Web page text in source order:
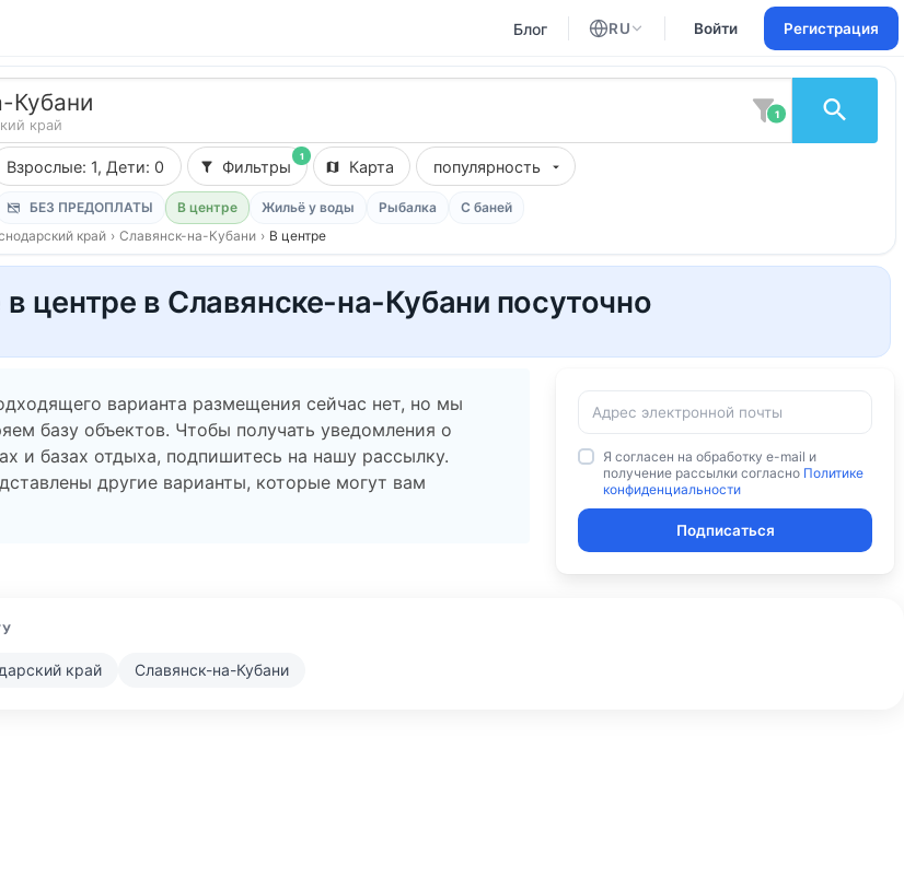
Блог RU
Английский
Войти Регистрация
Кубани
край
1
Взрослые: 1, Дети: 0
1
Фильтры Карта популярность
БЕЗ ПРЕДОПЛАТЫ В центре Жильё у воды Рыбалка
С баней
край › Славянск-на-Кубани › В центре
центре в Славянске-на-Кубани посуточно
варианта размещения сейчас нет, но мы
базу объектов. Чтобы получать уведомления о
и базах отдыха, подпишитесь на нашу рассылку.
другие варианты, которые могут вам
Я согласен на обработку e-mail и
получение рассылки согласно Политике
конфиденциальности
Подписаться
край Славянск-на-Кубани